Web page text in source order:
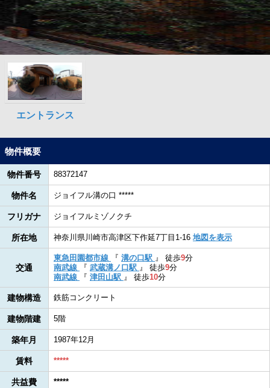
物件概要
物件番号 88372147
物件名 ジョイフル溝の口 *****
フリガナ ジョイフルミゾノクチ
所在地 神奈川県川崎市高津区下作延7丁目1-16 地図を表示
交通
東急田園都市線 『 溝の口駅 』 徒歩9分
南武線
『 武蔵溝ノ口駅 』 徒歩9分
南武線
『 津田山駅 』 徒歩10分
建物構造 鉄筋コンクリート
建物階建 5階
築年月 1987年12月
賃料 *****
共益費 *****